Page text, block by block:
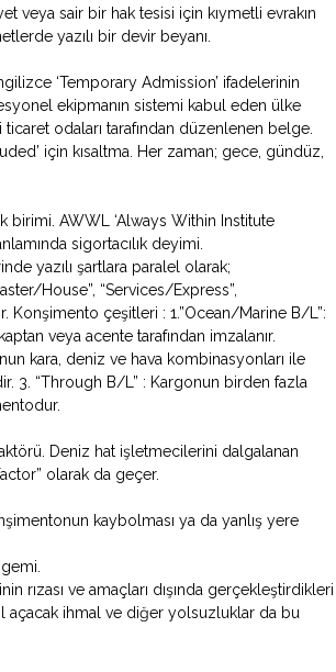
veya sair bir hak tesisi için kıymetli evrakın
yazılı bir devir beyanı.
‘Temporary Admission’ ifadelerinin
ekipmanın sistemi kabul eden ülke
odaları tarafından düzenlenen belge.
için kısaltma. Her zaman; gece, gündüz,
birimi. AWWL ‘Always Within Institute
sigortacılık deyimi.
yazılı şartlara paralel olarak;
House”, “Services/Express”,
çeşitleri : 1.”Ocean/Marine B/L”:
veya acente tarafından imzalanır.
kara, deniz ve hava kombinasyonları ile
3. “Through B/L” : Kargonun birden fazla
Deniz hat işletmecilerini dalgalanan
olarak da geçer.
kaybolması ya da yanlış yere
rızası ve amaçları dışında gerçekleştirdikleri
açacak ihmal ve diğer yolsuzluklar da bu